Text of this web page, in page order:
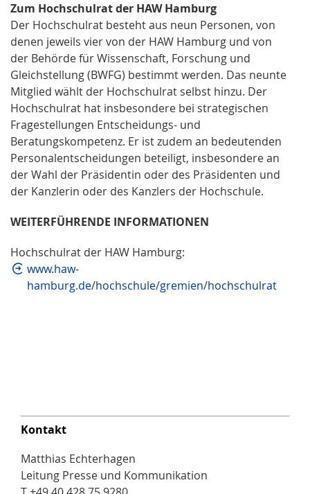
Zum Hochschulrat der HAW Hamburg
Der Hochschulrat besteht aus neun Personen, von
denen jeweils vier von der HAW Hamburg und von
der Behörde für Wissenschaft, Forschung und
Gleichstellung (BWFG) bestimmt werden. Das neunte
Mitglied wählt der Hochschulrat selbst hinzu. Der
Hochschulrat hat insbesondere bei strategischen
Fragestellungen Entscheidungs- und
Beratungskompetenz. Er ist zudem an bedeutenden
Personalentscheidungen beteiligt, insbesondere an
der Wahl der Präsidentin oder des Präsidenten und
der Kanzlerin oder des Kanzlers der Hochschule.
WEITERFÜHRENDE INFORMATIONEN
Hochschulrat der HAW Hamburg:
www.haw-
hamburg.de/hochschule/gremien/hochschulrat
Kontakt
Matthias Echterhagen
Leitung Presse und Kommunikation